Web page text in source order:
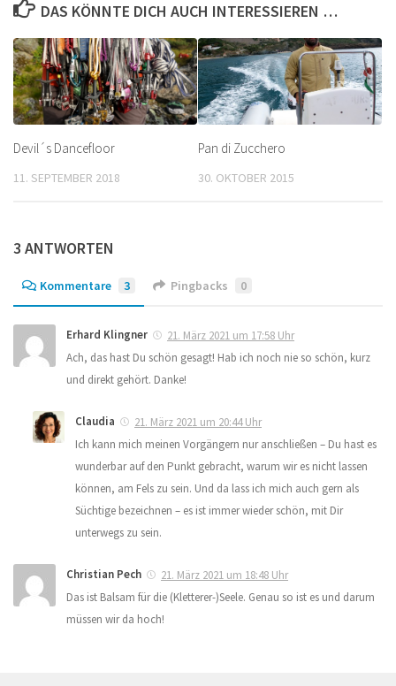
DAS KÖNNTE DICH AUCH INTERESSIEREN …
Devil´s Dancefloor
11. SEPTEMBER 2018
Pan di Zucchero
30. OKTOBER 2015
3 ANTWORTEN
Kommentare 3 Pingbacks 0
Erhard Klingner
21. März 2021 um 17:58 Uhr
Ach, das hast Du schön gesagt! Hab ich noch nie so schön, kurz
und direkt gehört. Danke!
Claudia
21. März 2021 um 20:44 Uhr
Ich kann mich meinen Vorgängern nur anschließen – Du hast es
wunderbar auf den Punkt gebracht, warum wir es nicht lassen
können, am Fels zu sein. Und da lass ich mich auch gern als
Süchtige bezeichnen – es ist immer wieder schön, mit Dir
unterwegs zu sein.
Christian Pech
21. März 2021 um 18:48 Uhr
Das ist Balsam für die (Kletterer-)Seele. Genau so ist es und darum
müssen wir da hoch!